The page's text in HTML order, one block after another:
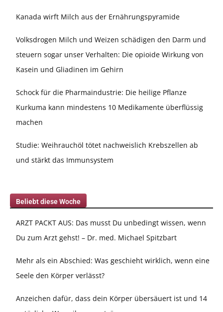
Kanada wirft Milch aus der Ernährungspyramide
Volksdrogen Milch und Weizen schädigen den Darm und
steuern sogar unser Verhalten: Die opioide Wirkung von
Kasein und Gliadinen im Gehirn
Schock für die Pharmaindustrie: Die heilige Pflanze
Kurkuma kann mindestens 10 Medikamente überflüssig
machen
Studie: Weihrauchöl tötet nachweislich Krebszellen ab
und stärkt das Immunsystem
Beliebt diese Woche
ARZT PACKT AUS: Das musst Du unbedingt wissen, wenn
Du zum Arzt gehst! – Dr. med. Michael Spitzbart
Mehr als ein Abschied: Was geschieht wirklich, wenn eine
Seele den Körper verlässt?
Anzeichen dafür, dass dein Körper übersäuert ist und 14